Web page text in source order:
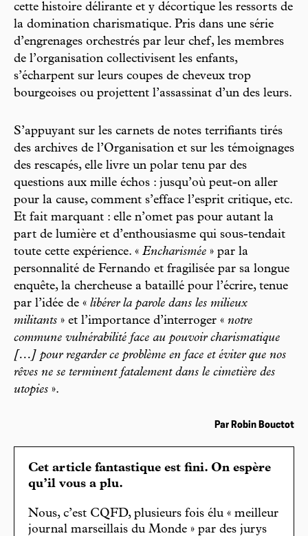
cette histoire délirante et y décortique les ressorts de
la domination charismatique. Pris dans une série
d’engrenages orchestrés par leur chef, les membres
de l’organisation collectivisent les enfants,
s’écharpent sur leurs coupes de cheveux trop
bourgeoises ou projettent l’assassinat d’un des leurs.
S’appuyant sur les carnets de notes terrifiants tirés
des archives de l’Organisation et sur les témoignages
des rescapés, elle livre un polar tenu par des
questions aux mille échos : jusqu’où peut-on aller
pour la cause, comment s’efface l’esprit critique, etc.
Et fait marquant : elle n’omet pas pour autant la
part de lumière et d’enthousiasme qui sous-tendait
toute cette expérience. « Encharismée » par la
personnalité de Fernando et fragilisée par sa longue
enquête, la chercheuse a bataillé pour l’écrire, tenue
par l’idée de « libérer la parole dans les milieux
militants » et l’importance d’interroger « notre
commune vulnérabilité face au pouvoir charismatique
[…] pour regarder ce problème en face et éviter que nos
rêves ne se terminent fatalement dans le cimetière des
utopies ».
Par Robin Bouctot
Cet article fantastique est fini. On espère
qu’il vous a plu.
Nous, c’est CQFD, plusieurs fois élu « meilleur
journal marseillais du Monde » par des jurys